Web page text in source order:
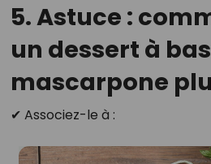
5. Astuce :
un dessert à
mascarpone
✔ Associez-le à :